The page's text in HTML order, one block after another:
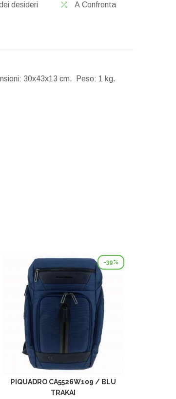
desideri A Confronta
30x43x13 cm. Peso: 1 kg.
-39%
PIQUADRO CA5526W109 / BLU
TRAKAI